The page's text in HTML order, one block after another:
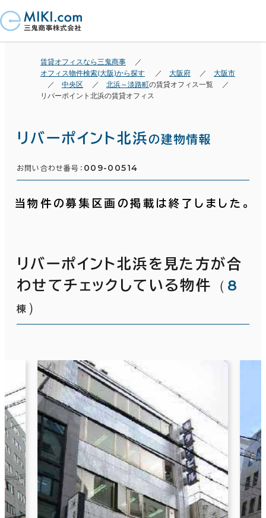
賃貸オフィスなら三鬼商事
オフィス物件検索(大阪)から探す
大阪府
大阪市
中央区
北浜～淡路町の賃貸オフィス一覧
リバーポイント北浜の賃貸オフィス
リバーポイント北浜の建物情報
お問い合わせ番号： 009-00514
当物件の募集区画の掲載は終了しました。
リバーポイント北浜を見た方が合
わせてチェックしている物件
（ 8
棟 ）